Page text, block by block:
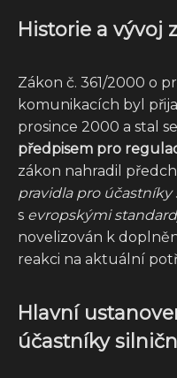
Historie a vývoj
Zákon č. 361/2000 o
komunikacích byl
prosince 2000 a stal se
předpisem pro
zákon nahradil
pravidla pro
s evropskými
novelizován k
reakci na aktuální
Hlavní
účastníky